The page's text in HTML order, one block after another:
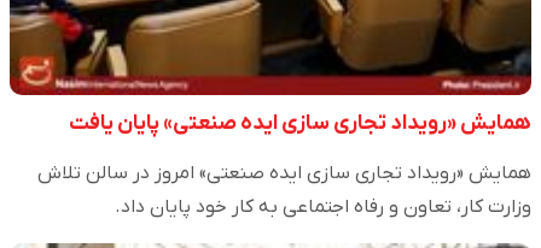
همایش «رویداد تجاری سازی ایده صنعتی» پایان یافت
همایش «رویداد تجاری سازی ایده صنعتی» امروز در سالن تلاش
وزارت کار، تعاون و رفاه اجتماعی به کار خود پایان داد.